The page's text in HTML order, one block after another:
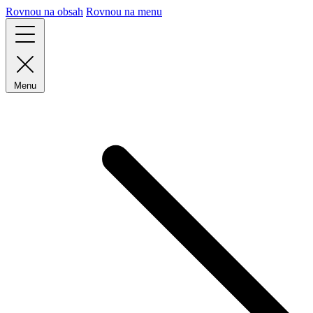
Rovnou na obsah Rovnou na menu
Menu